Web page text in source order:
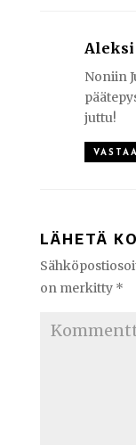
Aleksi
Noniin
juttu!
VASTAA
LÄHETÄ
on merkitty *